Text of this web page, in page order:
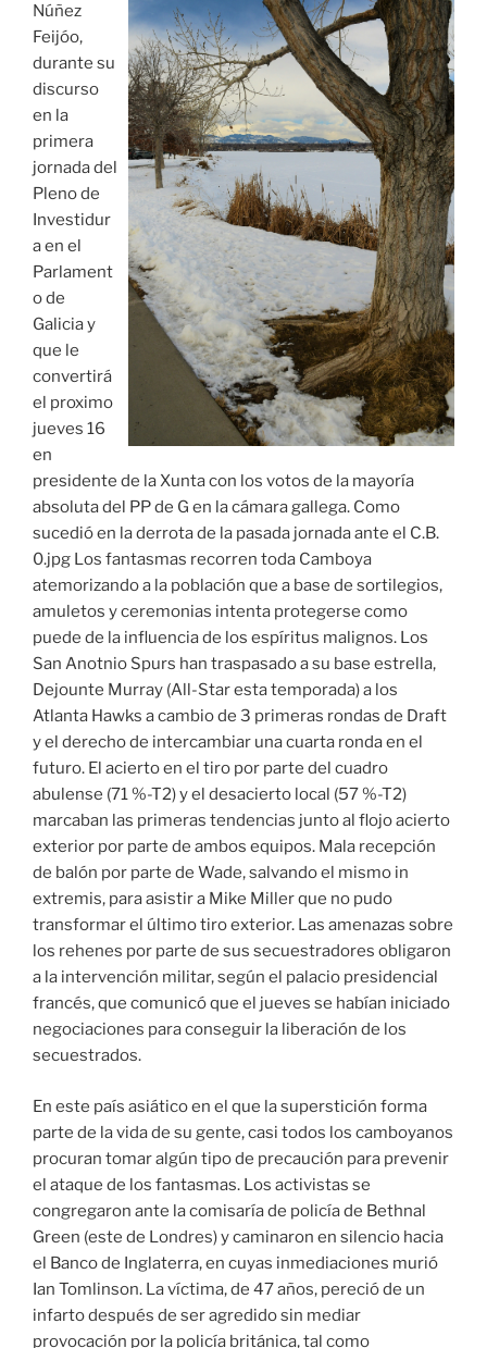
Núñez
Feijóo,
durante su
discurso
en la
primera
jornada del
Pleno de
Investidur
a en el
Parlament
o de
Galicia y
que le
convertirá
el proximo
jueves 16
en
presidente de la Xunta con los votos de la mayoría
absoluta del PP de G en la cámara gallega. Como
sucedió en la derrota de la pasada jornada ante el C.B.
0.jpg Los fantasmas recorren toda Camboya
atemorizando a la población que a base de sortilegios,
amuletos y ceremonias intenta protegerse como
puede de la influencia de los espíritus malignos. Los
San Anotnio Spurs han traspasado a su base estrella,
Dejounte Murray (All-Star esta temporada) a los
Atlanta Hawks a cambio de 3 primeras rondas de Draft
y el derecho de intercambiar una cuarta ronda en el
futuro. El acierto en el tiro por parte del cuadro
abulense (71 %-T2) y el desacierto local (57 %-T2)
marcaban las primeras tendencias junto al flojo acierto
exterior por parte de ambos equipos. Mala recepción
de balón por parte de Wade, salvando el mismo in
extremis, para asistir a Mike Miller que no pudo
transformar el último tiro exterior. Las amenazas sobre
los rehenes por parte de sus secuestradores obligaron
a la intervención militar, según el palacio presidencial
francés, que comunicó que el jueves se habían iniciado
negociaciones para conseguir la liberación de los
secuestrados.
En este país asiático en el que la superstición forma
parte de la vida de su gente, casi todos los camboyanos
procuran tomar algún tipo de precaución para prevenir
el ataque de los fantasmas. Los activistas se
congregaron ante la comisaría de policía de Bethnal
Green (este de Londres) y caminaron en silencio hacia
el Banco de Inglaterra, en cuyas inmediaciones murió
Ian Tomlinson. La víctima, de 47 años, pereció de un
infarto después de ser agredido sin mediar
provocación por la policía británica, tal como